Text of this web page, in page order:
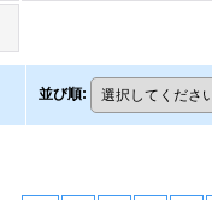
並び順: